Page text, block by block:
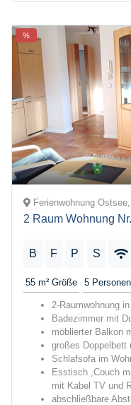
%
Ferienwohnung
2 Raum Wohnung
B F P S
55 m² Größe 5 Personen
2-Raumwohnung
Badezimmer mit
möblierter Balkon
großes
Schlafsofa im
Esstisch ,Couch
mit Kabel TV und
abschließbare